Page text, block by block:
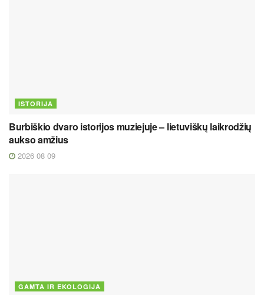
ISTORIJA
Burbiškio dvaro istorijos muziejuje – lietuviškų laikrodžių
aukso amžius
2026 08 09
GAMTA IR EKOLOGIJA